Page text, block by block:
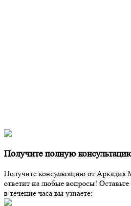
Получите полную
Получите консультацию от Аркадия
ответит на любые вопросы!
в течение часа вы узнаете: